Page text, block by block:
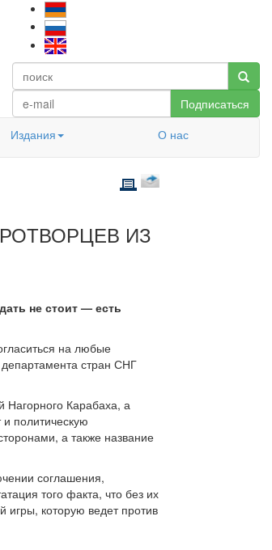
Подписаться
Издания О нас
ИЗ
не стоит — есть
на любые
стран СНГ
Карабаха, а
политическую
а также название
соглашения,
того факта, что без их
игры, которую ведет против